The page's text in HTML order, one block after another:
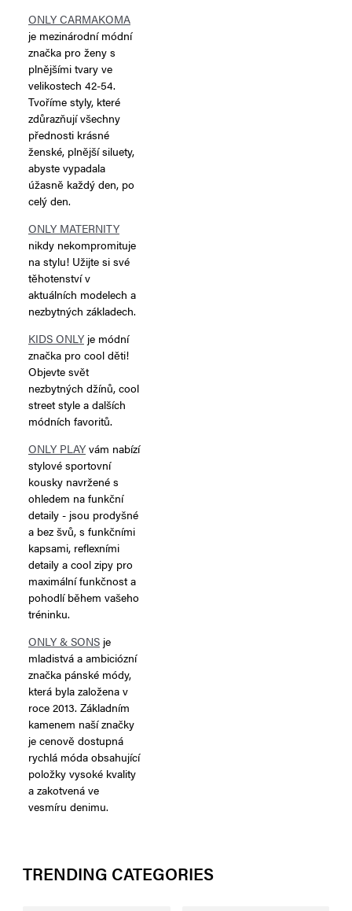
ONLY CARMAKOMA
je mezinárodní módní
značka pro ženy s
plnějšími tvary ve
velikostech 42-54.
Tvoříme styly, které
zdůrazňují všechny
přednosti krásné
ženské, plnější siluety,
abyste vypadala
úžasně každý den, po
celý den.
ONLY MATERNITY
nikdy nekompromituje
na stylu! Užijte si své
těhotenství v
aktuálních modelech a
nezbytných základech.
KIDS ONLY je módní
značka pro cool děti!
Objevte svět
nezbytných džínů, cool
street style a dalších
módních favoritů.
ONLY PLAY vám nabízí
stylové sportovní
kousky navržené s
ohledem na funkční
detaily - jsou prodyšné
a bez švů, s funkčními
kapsami, reflexními
detaily a cool zipy pro
maximální funkčnost a
pohodlí během vašeho
tréninku.
ONLY & SONS je
mladistvá a ambiciózní
značka pánské módy,
která byla založena v
roce 2013. Základním
kamenem naší značky
je cenově dostupná
rychlá móda obsahující
položky vysoké kvality
a zakotvená ve
vesmíru denimu.
TRENDING CATEGORIES